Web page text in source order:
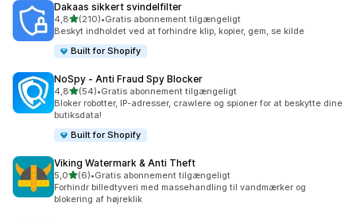
Dakaas sikkert svindelfilter
4,8ud af 5 stjerner
(210)
210 anmeldelser i alt
•Gratis abonnement tilgængeligt
Beskyt indholdet ved at forhindre klip, kopier, gem, se kilde
Built for Shopify
NoSpy ‑ Anti Fraud Spy Blocker
4,8ud af 5 stjerner
(54)
54 anmeldelser i alt
•Gratis abonnement tilgængeligt
Bloker robotter, IP-adresser, crawlere og spioner for at beskytte dine
butiksdata!
Built for Shopify
Viking Watermark & Anti Theft
5,0ud af 5 stjerner
(6)
6 anmeldelser i alt
•Gratis abonnement tilgængeligt
Forhindr billedtyveri med massehandling til vandmærker og
blokering af højreklik